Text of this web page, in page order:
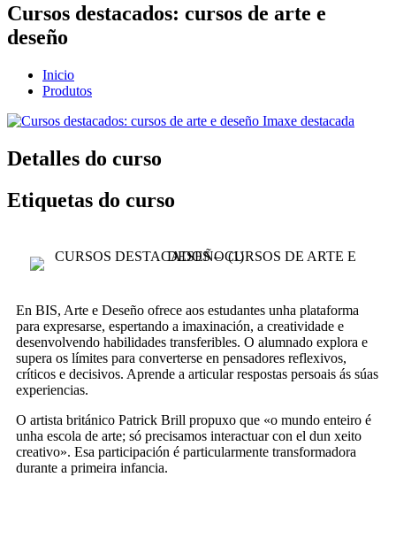
Cursos destacados: cursos de arte e
deseño
Inicio
Produtos
Detalles do curso
Etiquetas do curso
En BIS, Arte e Deseño ofrece aos estudantes unha plataforma
para expresarse, espertando a imaxinación, a creatividade e
desenvolvendo habilidades transferibles. O alumnado explora e
supera os límites para converterse en pensadores reflexivos,
críticos e decisivos. Aprende a articular respostas persoais ás súas
experiencias.
O artista británico Patrick Brill propuxo que «o mundo enteiro é
unha escola de arte; só precisamos interactuar con el dun xeito
creativo». Esa participación é particularmente transformadora
durante a primeira infancia.